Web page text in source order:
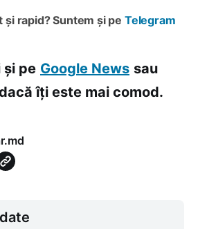
rapid? Suntem și pe Telegram
și pe Google News sau
îți este mai comod.